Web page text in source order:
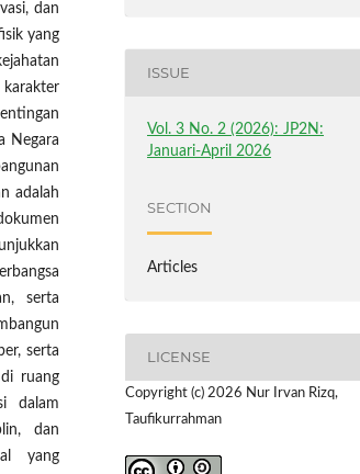
dan
yang
Negara
adalah
serta
serta
ruang
dalam
dan
yang
ISSUE
Vol. 3 No. 2 (2026): JP2N:
Januari-April 2026
SECTION
Articles
LICENSE
Copyright (c) 2026 Nur Irvan Rizq,
Taufikurrahman